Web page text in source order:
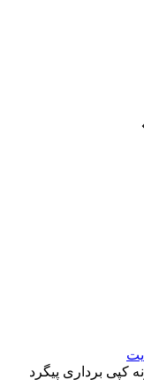
کپی برداری پیگرد